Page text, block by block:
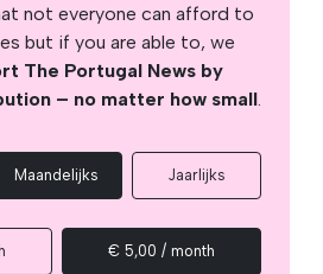
not everyone can afford to
but if you are able to, we
The Portugal News by
– no matter how small.
Maandelijks Jaarlijks
€ 5,00 / month